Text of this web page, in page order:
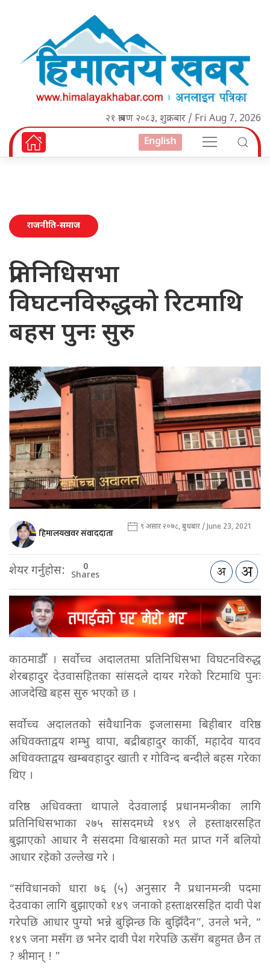
२१ श्रावण २०८३, शुक्रबार / Fri Aug 7, 2026
English
राजनीति-समाज
प्रतिनिधिसभा
विघटनविरुद्धको रिटमाथि
बहस पुनः सुरु
हिमालयखवर संवाददाता ९ असार २०७८, बुधबार / June 23, 2021
शेयर गर्नुहोस: 0
Shares
काठमाडौँ । सर्वोच्च अदालतमा प्रतिनिधिसभा विघटनविरुद्ध
शेरबहादुर देउवासहितका सांसदले दायर गरेको रिटमाथि पुनः
आजदेखि बहस सुरु भएको छ ।
सर्वोच्च अदालतको संवैधानिक इजलासमा बिहीबार वरिष्ठ
अधिवक्ताद्वय शम्भु थापा, बद्रीबहादुर कार्की, महादेव यादव
अधिवक्ताद्वय खम्बवहादुर खाती र गोविन्द बन्दीले बहस गरेका
थिए ।
वरिष्ठ अधिवक्ता थापाले देउवालाई प्रधानमन्त्रीका लागि
प्रतिनिधिसभाका २७५ सांसदमध्ये १४९ ले हस्ताक्षरसहित
बुझाएको आधार नै संसदमा विश्वासको मत प्राप्त गर्ने बलियो
आधार रहेको उल्लेख गरे ।
“संविधानको धारा ७६ (५) अनुसार नै प्रधानमन्त्री पदमा
देउवाका लागि बुझाएको १४९ जनाको हस्ताक्षरसहित दावी पेश
गरेपछि आधार पुग्यो भन्ने बुझिन्छ कि बुझिँदैन”, उनले भने, “
१४९ जना मसँग छ भनेर दावी पेश गरेपछि ऊसँग बहुमत छैन त
? श्रीमान् ! ”